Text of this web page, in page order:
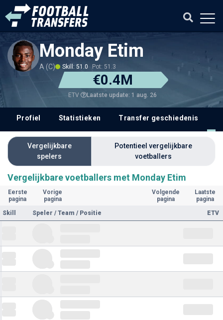
Monday Etim
A (C) Skill: 51.0 Pot: 51.3
€0.4M
ETV Laatste update: 1 aug. 26
Profiel Statistieken Transfer geschiedenis
Vergelijkbare
spelers
Potentieel vergelijkbare
voetballers
Vergelijkbare voetballers met Monday Etim
Eerste
pagina
Vorige
pagina
Volgende
pagina
Laatste
pagina
Skill
Speler / Team / Positie ETV